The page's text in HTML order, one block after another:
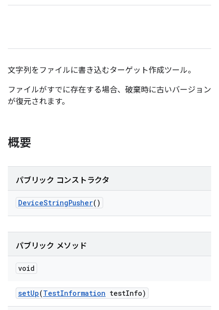
文字列をファイルに書き込むターゲット作成ツール。
ファイルがすでに存在する場合、破棄時に古いバージョン
が復元されます。
概要
パブリック コンストラクタ
DeviceStringPusher()
パブリック メソッド
void
setUp(TestInformation testInfo)